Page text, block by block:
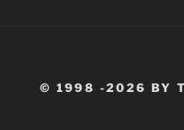
© 1998 -2026 BY